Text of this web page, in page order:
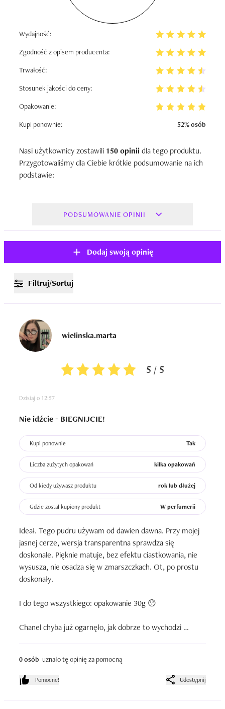
Wydajność:
Zgodność z opisem producenta:
Trwałość:
Stosunek jakości do ceny:
Opakowanie:
Kupi ponownie:
52% osób
Nasi użytkownicy zostawili 150 opiniidla tego produktu.
Przygotowaliśmy dla Ciebie krótkie podsumowanie na ich
podstawie:
PODSUMOWANIE OPINII
Dodaj swoją opinię
Filtruj/Sortuj
wielinska.marta
5 / 5
Dzisiaj o 12:57
Nie idźcie - BIEGNIJCIE!
Kupi ponownie Tak
Liczba zużytych opakowań kilka opakowań
Od kiedy używasz produktu rok lub dłużej
Gdzie został kupiony produkt W perfumerii
Ideał. Tego pudru używam od dawien dawna. Przy mojej
jasnej cerze, wersja transparentna sprawdza się
doskonale. Pięknie matuje, bez efektu ciastkowania, nie
wysusza, nie osadza się w zmarszczkach. Ot, po prostu
doskonały.
I do tego wszystkiego: opakowanie 30g 😯
Chanel chyba już ogarnęło, jak dobrze to wychodzi
Oczywiście proponują znacznie wyższą cenę za owy
naparstek 😏
Kupujcie, póki jeszcze jest na półkach 🖤
0 osób uznało tę opinię za pomocną
Pomocne! Udostępnij